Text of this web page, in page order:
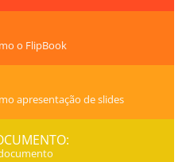
o FlipBook
apresentação de slides